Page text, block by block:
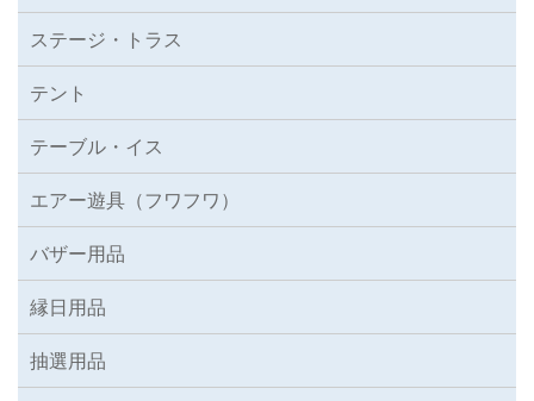
ステージ・トラス
テント
テーブル・イス
エアー遊具（フワフワ）
バザー用品
縁日用品
抽選用品